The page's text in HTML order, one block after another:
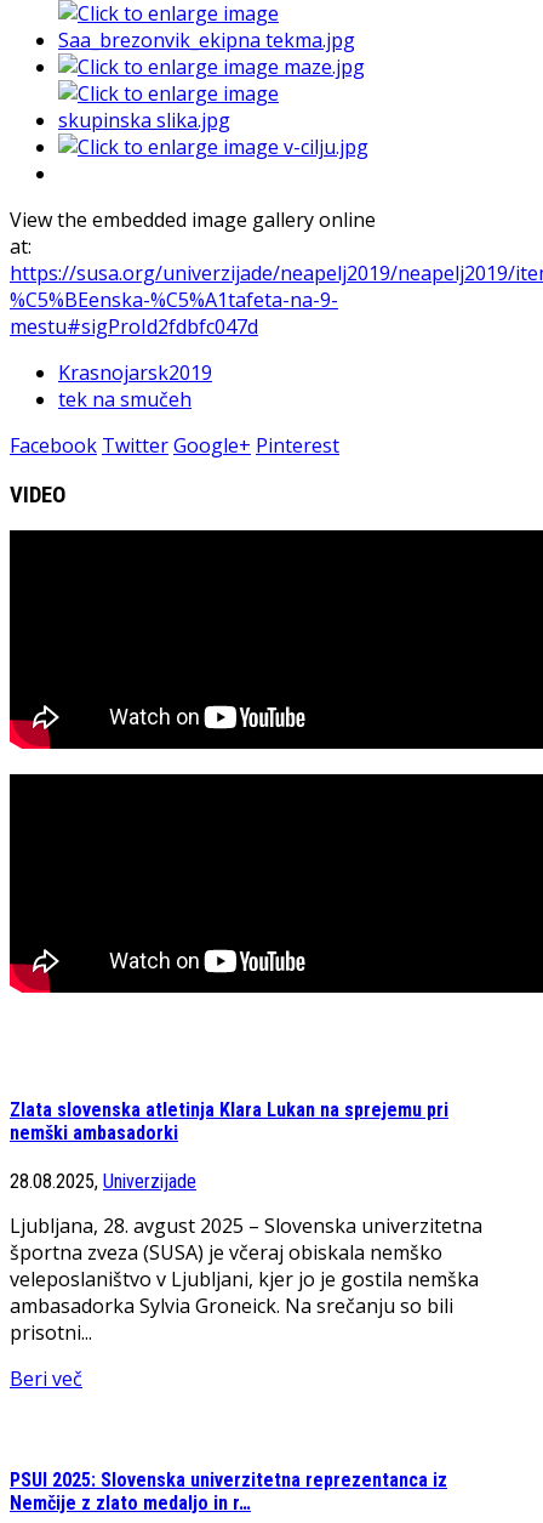
View the embedded image gallery online
at:
https://susa.org/univerzijade/neapelj2019/neapelj2019/
%C5%BEenska-%C5%A1tafeta-na-9-
mestu#sigProId2fdbfc047d
Krasnojarsk2019
tek na smučeh
Facebook TwitterGoogle+ Pinterest
VIDEO
Zlata slovenska atletinja Klara Lukan na sprejemu pri
nemški ambasadorki
28.08.2025, Univerzijade
Ljubljana, 28. avgust 2025 – Slovenska univerzitetna
športna zveza (SUSA) je včeraj obiskala nemško
veleposlaništvo v Ljubljani, kjer jo je gostila nemška
ambasadorka Sylvia Groneick. Na srečanju so bili
prisotni...
Beri več
PSUI 2025: Slovenska univerzitetna reprezentanca iz
Nemčije z zlato medaljo in r…